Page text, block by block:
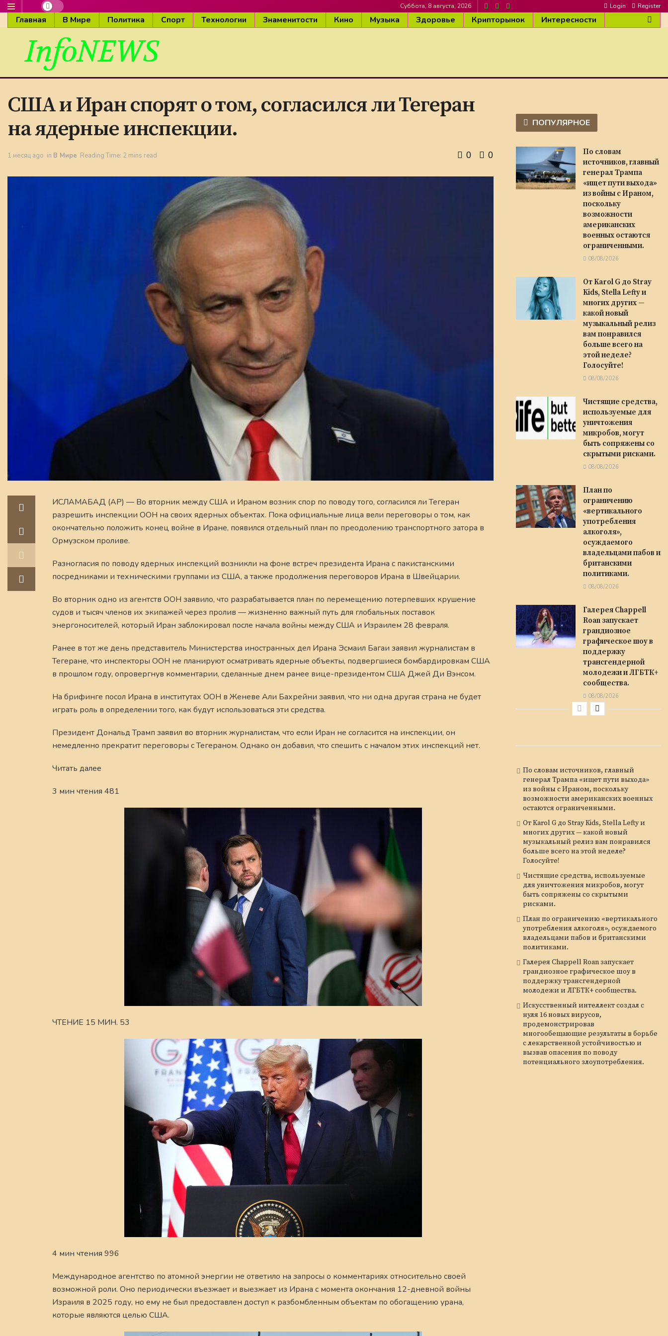
Суббота, 8 августа, 2026 Login Register
Главная В Мире Политика Спорт Технологии Знаменитости Кино Музыка Здоровье Крипторынок Интересности
InfoNEWS
США и Иран спорят о том, согласился ли Тегеран
на ядерные инспекции.
1 месяц ago in В Мире Reading Time: 2 mins read 0 0
ИСЛАМАБАД (AP) — Во вторник между США и Ираном возник спор по поводу того, согласился ли Тегеран
разрешить инспекции ООН на своих ядерных объектах. Пока официальные лица вели переговоры о том, как
окончательно положить конец войне в Иране, появился отдельный план по преодолению транспортного затора в
Ормузском проливе.
Разногласия по поводу ядерных инспекций возникли на фоне встреч президента Ирана с пакистанскими
посредниками и техническими группами из США, а также продолжения переговоров Ирана в Швейцарии.
Во вторник одно из агентств ООН заявило, что разрабатывается план по перемещению потерпевших крушение
судов и тысяч членов их экипажей через пролив — жизненно важный путь для глобальных поставок
энергоносителей, который Иран заблокировал после начала войны между США и Израилем 28 февраля.
Ранее в тот же день представитель Министерства иностранных дел Ирана Эсмаил Багаи заявил журналистам в
Тегеране, что инспекторы ООН не планируют осматривать ядерные объекты, подвергшиеся бомбардировкам США
в прошлом году, опровергнув комментарии, сделанные днем ранее вице-президентом США Джей Ди Вэнсом.
На брифинге посол Ирана в институтах ООН в Женеве Али Бахрейни заявил, что ни одна другая страна не будет
играть роль в определении того, как будут использоваться эти средства.
Президент Дональд Трамп заявил во вторник журналистам, что если Иран не согласится на инспекции, он
немедленно прекратит переговоры с Тегераном. Однако он добавил, что спешить с началом этих инспекций нет.
Читать далее
3 мин чтения 481
ЧТЕНИЕ 15 МИН. 53
4 мин чтения 996
Международное агентство по атомной энергии не ответило на запросы о комментариях относительно своей
возможной роли. Оно периодически въезжает и выезжает из Ирана с момента окончания 12-дневной войны
Израиля в 2025 году, но ему не был предоставлен доступ к разбомбленным объектам по обогащению урана,
которые являются целью США.
ПОПУЛЯРНОЕ
По словам
источников, главный
генерал Трампа
«ищет пути выхода»
из войны с Ираном,
поскольку
возможности
американских
военных остаются
ограниченными.
08/08/2026
От Karol G до Stray
Kids, Stella Lefty и
многих других —
какой новый
музыкальный релиз
вам понравился
больше всего на
этой неделе?
Голосуйте!
08/08/2026
Чистящие средства,
используемые для
уничтожения
микробов, могут
быть сопряжены со
скрытыми рисками.
08/08/2026
План по
ограничению
«вертикального
употребления
алкоголя»,
осуждаемого
владельцами пабов и
британскими
политиками.
08/08/2026
Галерея Chappell
Roan запускает
грандиозное
графическое шоу в
поддержку
трансгендерной
молодежи и ЛГБТК+
сообщества.
08/08/2026
По словам источников, главный
генерал Трампа «ищет пути выхода»
из войны с Ираном, поскольку
возможности американских военных
остаются ограниченными.
От Karol G до Stray Kids, Stella Lefty и
многих других — какой новый
музыкальный релиз вам понравился
больше всего на этой неделе?
Голосуйте!
Чистящие средства, используемые
для уничтожения микробов, могут
быть сопряжены со скрытыми
рисками.
План по ограничению «вертикального
употребления алкоголя», осуждаемого
владельцами пабов и британскими
политиками.
Галерея Chappell Roan запускает
грандиозное графическое шоу в
поддержку трансгендерной
молодежи и ЛГБТК+ сообщества.
Искусственный интеллект создал с
нуля 16 новых вирусов,
продемонстрировав
многообещающие результаты в борьбе
с лекарственной устойчивостью и
вызвав опасения по поводу
потенциального злоупотребления.